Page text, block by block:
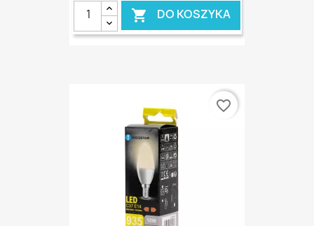
 DO KOSZYKA
favorite_border